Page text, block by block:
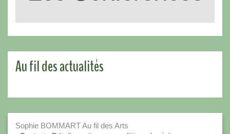
Au fil des actualités
Sophie BOMMART Au fil des Arts